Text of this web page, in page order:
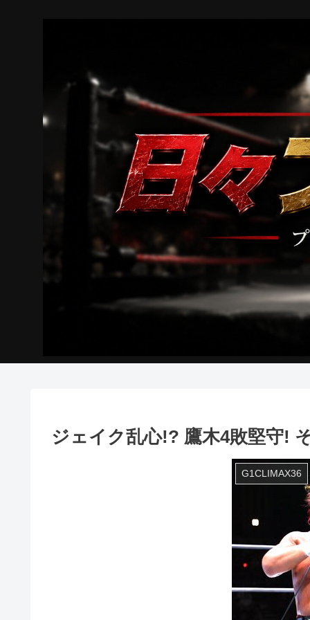
ジェイク乱心!? 鷹木4敗堅守!
G1CLIMAX36